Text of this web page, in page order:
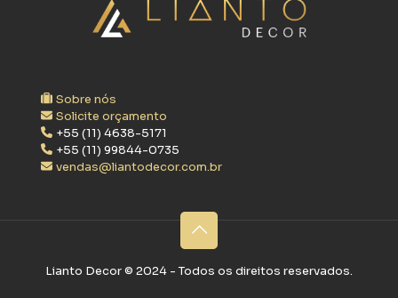
Sobre nós
Solicite orçamento
+55 (11) 4638-5171
+55 (11) 99844-0735
vendas@liantodecor.com.br
Lianto Decor ©‎ 2024 - Todos os direitos reservados.